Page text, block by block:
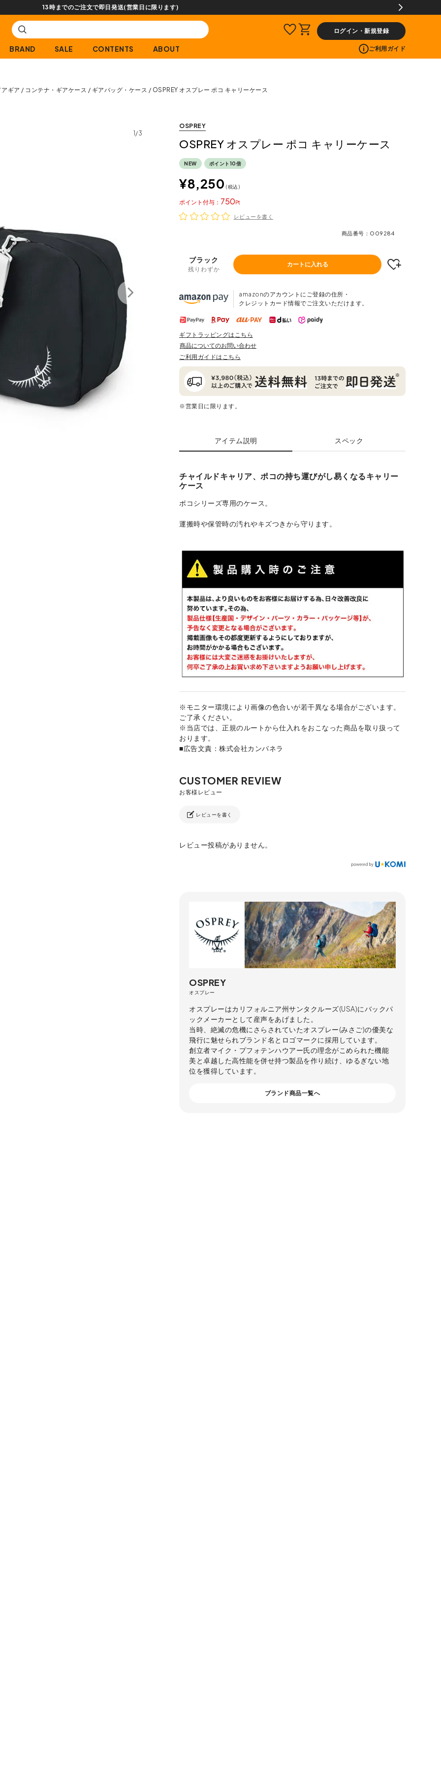
【会員限定】交換送料片道無料サービス
ログイン・新規登録
BRAND SALE CONTENTS ABOUT ご利用ガイド
ギア コンテナ・ギアケース ギアバッグ・ケース OSPREY オスプレー ポコ キャリーケース
1/3
OSPREY
OSPREY オスプレー ポコ キャリーケース
NEW ポイント10倍
¥8,250 税込
750
ポイント
レビューを書く
商品番号 O09284
ブラック
残りわずか
カートに入れる
amazonのアカウントにご登録の住所・
クレジットカード情報でご注文いただけます。
ギフトラッピングはこちら
商品についてのお問い合わせ
ご利用ガイドはこちら
※営業日に限ります。
アイテム説明 スペック
チャイルドキャリア、ポコの持ち運びがし易くなるキャリー
ケース
ポコシリーズ専用のケース。
運搬時や保管時の汚れやキズつきから守ります。
※モニター環境により画像の色合いが若干異なる場合がございます。
ご了承ください。
※当店では、正規のルートから仕入れをおこなった商品を取り扱って
おります。
■広告文責：株式会社カンパネラ
レビューを書く
レビュー投稿がありません。
OSPREY
オスプレー
オスプレーはカリフォルニア州サンタクルーズ(USA)にバックパ
ックメーカーとして産声をあげました。
当時、絶滅の危機にさらされていたオスプレー(みさご)の優美な
飛行に魅せられブランド名とロゴマークに採用しています。
創立者マイク・プフォテンハウアー氏の理念がこめられた機能
美と卓越した高性能を併せ持つ製品を作り続け、ゆるぎない地
位を獲得しています。
ブランド商品一覧へ